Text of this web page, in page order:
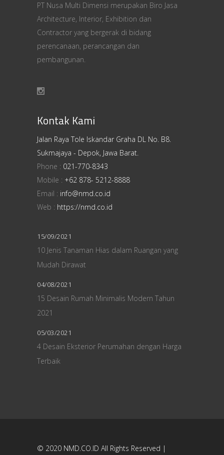
PT Nusa Multi Dimensi merupakan Biro Jasa
Architecture, Interior, Exhibition dan
Contractor yang bergerak di bidang
perencanaan, perancangan dan
pembangunan.
Kontak Kami
Jalan Raya Tole Iskandar Graha DL No. B8.
Sukmajaya - Depok, Jawa Barat.
Phone : 021-770-8343
Mobile : +62 878- 5212-8888
Email : info@nmd.co.id
Web : https://nmd.co.id
15/09/2021
10 Jenis Tanaman Hias dalam Ruangan yang
Mudah Dirawat
04/08/2021
15 Desain Rumah Minimalis Modern Tahun
2021
05/03/2021
4 Desain Eksterior Perumahan dengan Harga
Terbaik
© 2020 NMD.CO.ID All Rights Reserved |